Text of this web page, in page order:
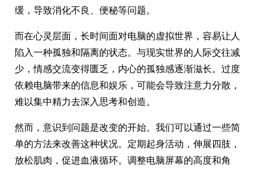
缓，导致消化不良、便秘等问题。
而在心灵层面，长时间面对电脑的虚拟世界，容易让人
陷入一种孤独和隔离的状态。与现实世界的人际交往减
少，情感交流变得匮乏，内心的孤独感逐渐滋长。过度
依赖电脑带来的信息和娱乐，可能会导致注意力分散，
难以集中精力去深入思考和创造。
然而，意识到问题是改变的开始。我们可以通过一些简
单的方法来改善这种状况。定期起身活动，伸展四肢，
放松肌肉，促进血液循环。调整电脑屏幕的高度和角